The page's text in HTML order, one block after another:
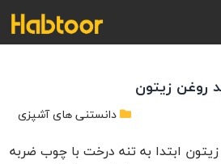
روغن زیتون
دانستنی های آشپزی
ابتدا به تنه درخت با چوب ضربه